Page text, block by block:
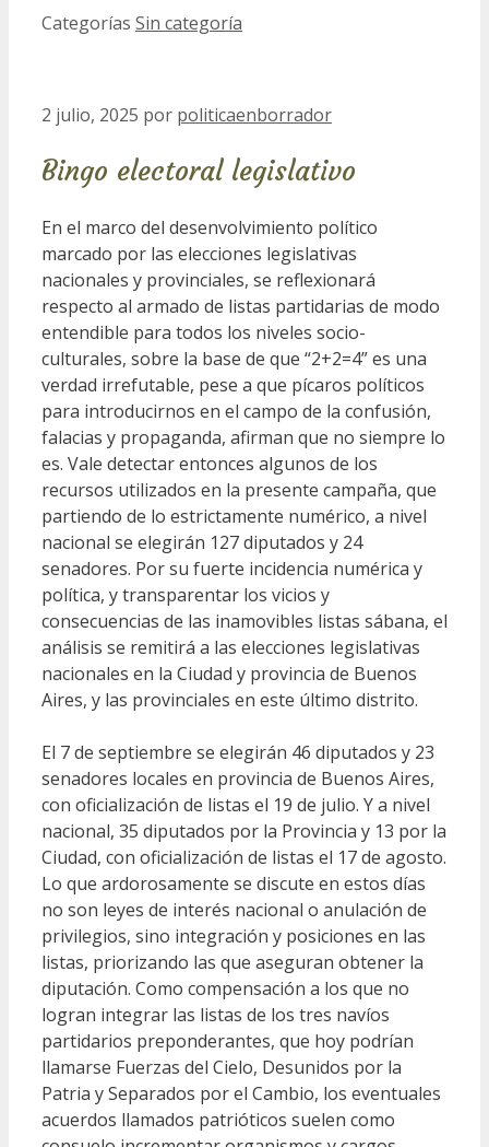
Categorías Sin categoría
2 julio, 2025 por politicaenborrador
Bingo electoral legislativo
En el marco del desenvolvimiento político
marcado por las elecciones legislativas
nacionales y provinciales, se reflexionará
respecto al armado de listas partidarias de modo
entendible para todos los niveles socio-
culturales, sobre la base de que “2+2=4” es una
verdad irrefutable, pese a que pícaros políticos
para introducirnos en el campo de la confusión,
falacias y propaganda, afirman que no siempre lo
es. Vale detectar entonces algunos de los
recursos utilizados en la presente campaña, que
partiendo de lo estrictamente numérico, a nivel
nacional se elegirán 127 diputados y 24
senadores. Por su fuerte incidencia numérica y
política, y transparentar los vicios y
consecuencias de las inamovibles listas sábana, el
análisis se remitirá a las elecciones legislativas
nacionales en la Ciudad y provincia de Buenos
Aires, y las provinciales en este último distrito.
El 7 de septiembre se elegirán 46 diputados y 23
senadores locales en provincia de Buenos Aires,
con oficialización de listas el 19 de julio. Y a nivel
nacional, 35 diputados por la Provincia y 13 por la
Ciudad, con oficialización de listas el 17 de agosto.
Lo que ardorosamente se discute en estos días
no son leyes de interés nacional o anulación de
privilegios, sino integración y posiciones en las
listas, priorizando las que aseguran obtener la
diputación. Como compensación a los que no
logran integrar las listas de los tres navíos
partidarios preponderantes, que hoy podrían
llamarse Fuerzas del Cielo, Desunidos por la
Patria y Separados por el Cambio, los eventuales
acuerdos llamados patrióticos suelen como